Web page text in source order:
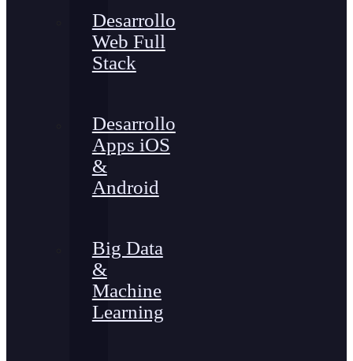
Desarrollo
Web Full
Stack
Desarrollo
Apps iOS
&
Android
Big Data
&
Machine
Learning